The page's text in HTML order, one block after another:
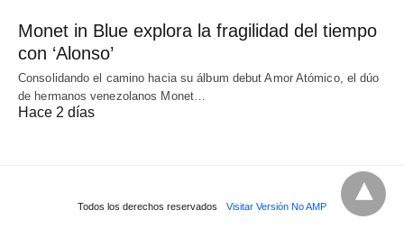
Monet in Blue explora la fragilidad del tiempo
con ‘Alonso’
Consolidando el camino hacia su álbum debut Amor Atómico, el dúo
de hermanos venezolanos Monet…
Hace 2 días
Todos los derechos reservados Visitar Versión No AMP